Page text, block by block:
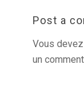
Post a
Vous devez
un